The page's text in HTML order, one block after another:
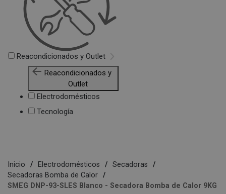
Reacondicionados y Outlet
Reacondicionados y
Outlet
Electrodomésticos
Tecnología
Inicio Electrodomésticos
Secadoras
Secadoras Bomba de Calor
SMEG DNP-93-SLES Blanco - Secadora Bomba de Calor 9KG